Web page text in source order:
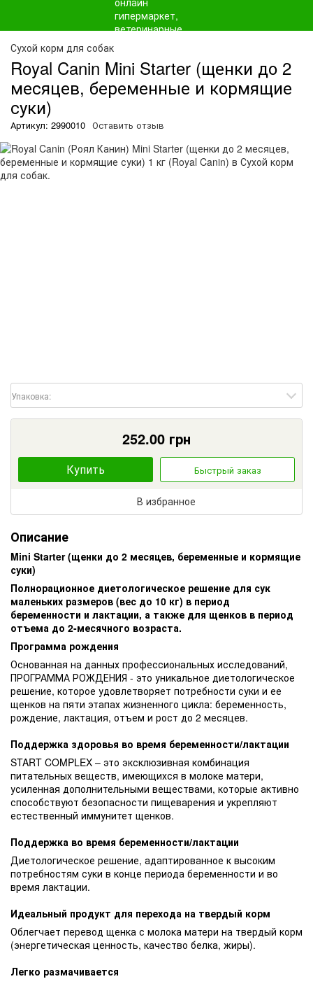
Сухой корм для собак
Royal Canin Mini Starter (щенки до 2
месяцев, беременные и кормящие
суки)
Артикул: 2990010 Оставить отзыв
Упаковка:
252.00 грн
Купить Быстрый заказ
В избранное
Описание
Mini Starter (щенки до 2 месяцев, беременные и кормящие
суки)
Полнорационное диетологическое решение для сук
маленьких размеров (вес до 10 кг) в период
беременности и лактации, а также для щенков в период
отъема до 2-месячного возраста.
Программа рождения
Основанная на данных профессиональных исследований,
ПРОГРАММА РОЖДЕНИЯ - это уникальное диетологическое
решение, которое удовлетворяет потребности суки и ее
щенков на пяти этапах жизненного цикла: беременность,
рождение, лактация, отъем и рост до 2 месяцев.
Поддержка здоровья во время беременности/лактации
START COMPLEX – это эксклюзивная комбинация
питательных веществ, имеющихся в молоке матери,
усиленная дополнительными веществами, которые активно
способствуют безопасности пищеварения и укрепляют
естественный иммунитет щенков.
Поддержка во время беременности/лактации
Диетологическое решение, адаптированное к высоким
потребностям суки в конце периода беременности и во
время лактации.
Идеальный продукт для перехода на твердый корм
Облегчает перевод щенка с молока матери на твердый корм
(энергетическая ценность, качество белка, жиры).
Легко размачивается